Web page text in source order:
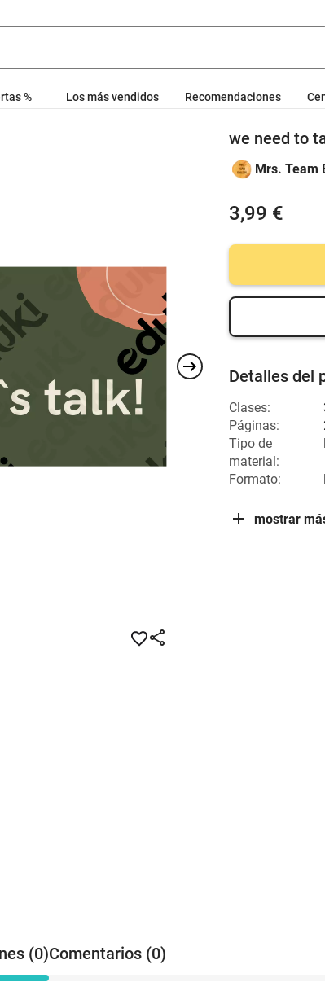
% Los más vendidos Recomendaciones
we need to
Mrs. Team
3,99 €
Detalles del
Clases:
Páginas:
Tipo de
material:
Formato:
mostrar
(0)Comentarios (0)